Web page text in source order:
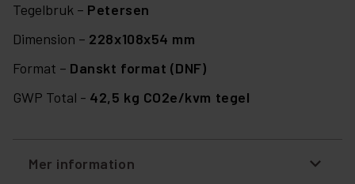
Tegelbruk – Petersen
Dimension – 228x108x54 mm
Format – Danskt format (DNF)
GWP Total - 42,5 kg CO2e/kvm tegel
Mer information